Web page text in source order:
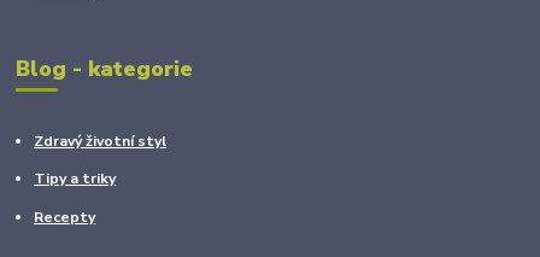
Blog - kategorie
Zdravý životní styl
Tipy a triky
Recepty